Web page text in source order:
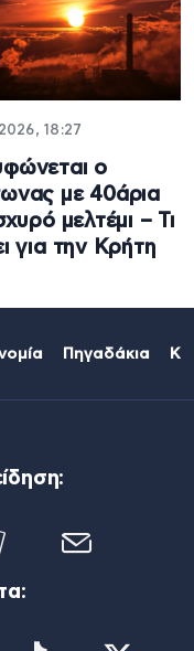
18:27
ο
με 40άρια
μελτέμι – Τι
για την Κρήτη
Πηγαδάκια